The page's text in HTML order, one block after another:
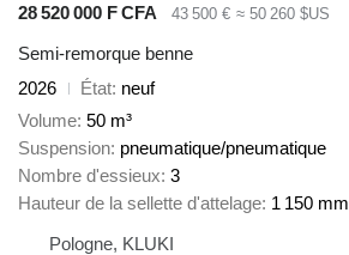
28 520 000 F CFA 43 500 € ≈ 50 260 $US
Semi-remorque benne
2026
État neuf
Volume 50 m³
Suspension pneumatique/pneumatique
Nombre d'essieux 3
Hauteur de la sellette d'attelage 1 150 mm
Pologne, KLUKI